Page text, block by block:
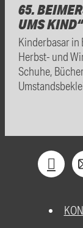
65.
UMS KIND“
Kinderbasar in
Herbst- und
Schuhe,